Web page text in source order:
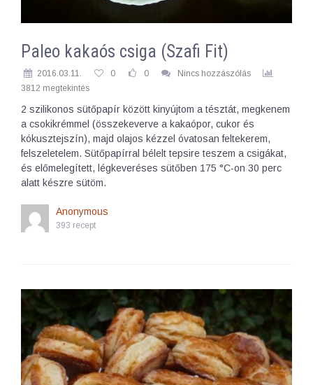
Paleo kakaós csiga (Szafi Fit)
2016.03.11. 0 0
Nincs hozzászólás
3812 megtekintés
2 szilikonos sütőpapír között kinyújtom a tésztát, megkenem
a csokikrémmel (összekeverve a kakaópor, cukor és
kókusztejszín), majd olajos kézzel óvatosan feltekerem,
felszeletelem. Sütőpapírral bélelt tepsire teszem a csigákat,
és előmelegített, légkeveréses sütőben 175 °C-on 30 perc
alatt készre sütöm.
Anonymous
393 recept